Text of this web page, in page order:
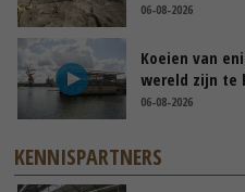
06-08-2026
Koeien van
wereld zijn te
06-08-2026
KENNISPARTNERS